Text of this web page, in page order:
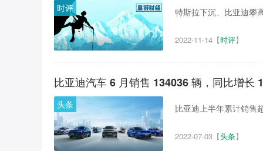
时评 特斯拉下沉、比亚迪攀
2022-11-14【时评】
比亚迪汽车 6 月销售 134036 辆，同比增长
头条 比亚迪上半年累计销售
2022-07-03【头条】